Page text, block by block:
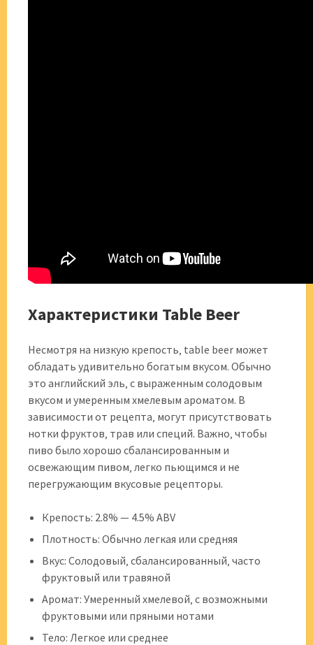
Характеристики Table Beer
Несмотря на низкую крепость‚ table beer может
обладать удивительно богатым вкусом. Обычно
это английский эль‚ с выраженным солодовым
вкусом и умеренным хмелевым ароматом. В
зависимости от рецепта‚ могут присутствовать
нотки фруктов‚ трав или специй. Важно‚ чтобы
пиво было хорошо сбалансированным и
освежающим пивом‚ легко пьющимся и не
перегружающим вкусовые рецепторы.
Крепость: 2.8% — 4.5% ABV
Плотность: Обычно легкая или средняя
Вкус: Солодовый‚ сбалансированный‚ часто
фруктовый или травяной
Аромат: Умеренный хмелевой‚ с возможными
фруктовыми или пряными нотами
Тело: Легкое или среднее